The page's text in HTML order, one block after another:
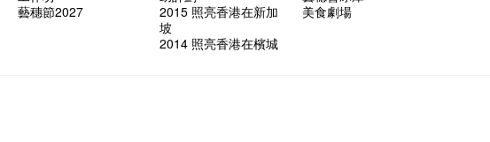
藝穗節2027
2015 照亮香港在新加
坡
2014 照亮香港在檳城
美食劇場